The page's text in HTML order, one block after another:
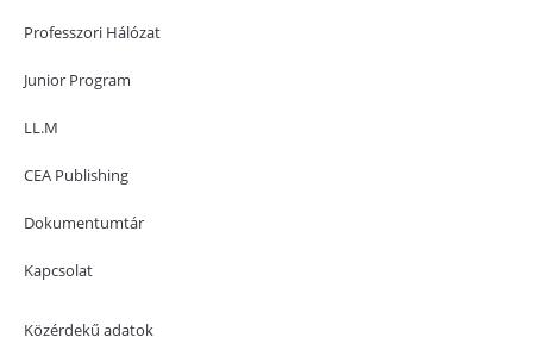
Professzori Hálózat
Junior Program
LL.M
CEA Publishing
Dokumentumtár
Kapcsolat
Közérdekű adatok